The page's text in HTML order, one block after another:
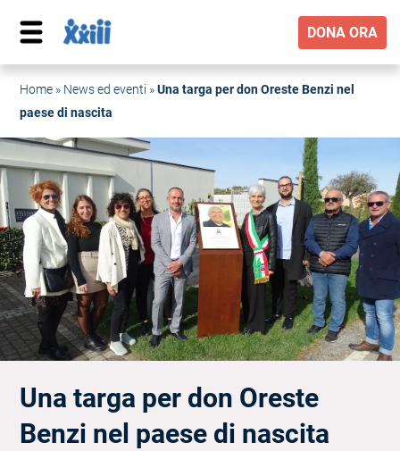
DONA ORA
Home » News ed eventi »Una targa per don Oreste Benzi nel
paese di nascita
Una targa per don Oreste
Benzi nel paese di nascita